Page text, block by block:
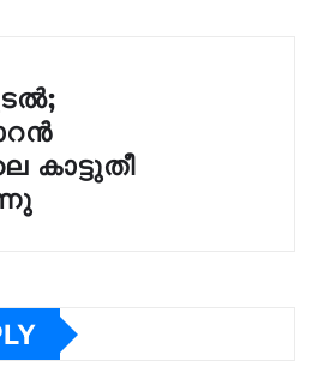
കാട്ടുതീ